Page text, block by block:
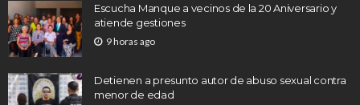
Escucha Manque a vecinos de la 20 Aniversario y
atiende gestiones
9 horas ago
Detienen a presunto autor de abuso sexual contra
menor de edad